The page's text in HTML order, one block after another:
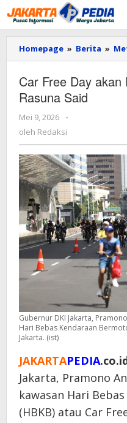
Lewati
ke
konten
Homepage » Berita »
Car Free Day
Rasuna Said
Mei 9, 2026
oleh
Redaksi
-
oleh Redaksi
Gubernur DKI Jakarta,
Hari Bebas Kendaraan
Jakarta. (ist)
JAKARTAPEDIA
Jakarta, Pramono
kawasan Hari
(HBKB) atau Car